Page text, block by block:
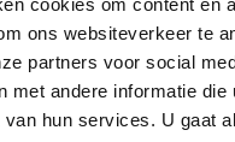
cookies om content en
ons websiteverkeer te
partners voor social
met andere informatie
van hun services. U gaat
VIDEO’S